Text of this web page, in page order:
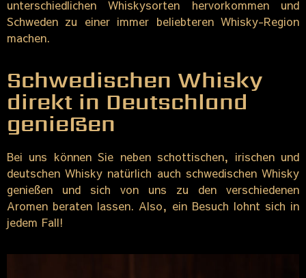
unterschiedlichen Whiskysorten hervorkommen und
Schweden zu einer immer beliebteren Whisky-Region
machen.
Schwedischen Whisky
direkt in Deutschland
genießen
Bei uns können Sie neben schottischen, irischen und
deutschen Whisky natürlich auch schwedischen Whisky
genießen und sich von uns zu den verschiedenen
Aromen beraten lassen. Also, ein Besuch lohnt sich in
jedem Fall!